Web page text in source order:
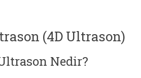
(4D Ultrason)
Nedir?